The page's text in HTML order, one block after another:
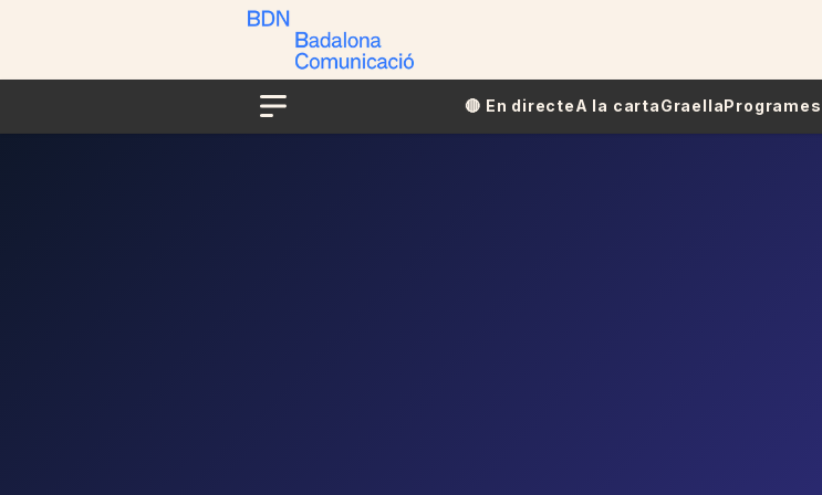
Menu
🔴​​ En directeA la cartaGraellaProgrames